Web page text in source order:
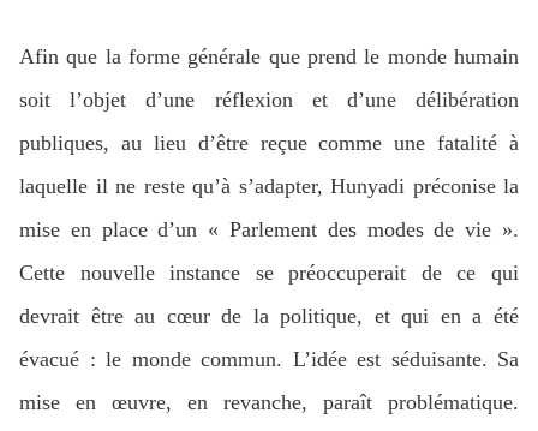
Afin que la forme générale que prend le monde humain
soit l’objet d’une réflexion et d’une délibération
publiques, au lieu d’être reçue comme une fatalité à
laquelle il ne reste qu’à s’adapter, Hunyadi préconise la
mise en place d’un « Parlement des modes de vie ».
Cette nouvelle instance se préoccuperait de ce qui
devrait être au cœur de la politique, et qui en a été
évacué : le monde commun. L’idée est séduisante. Sa
mise en œuvre, en revanche, paraît problématique.